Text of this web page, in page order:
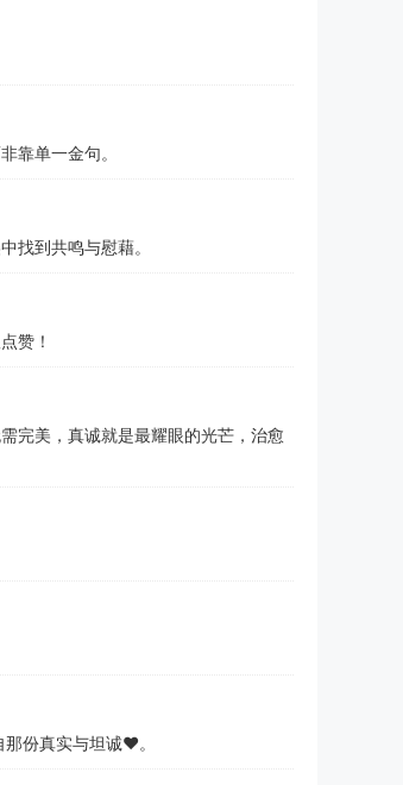
靠单一金句。
找到共鸣与慰藉。
赞！
完美，真诚就是最耀眼的光芒，治愈
份真实与坦诚❤️。